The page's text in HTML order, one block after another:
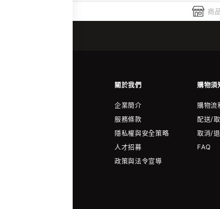
商
關於我們 購物須
企業簡介
服務條款
隱私權與安全策略
人才招募
政策與法令宣導
購物流
配送/
取消/
FAQ